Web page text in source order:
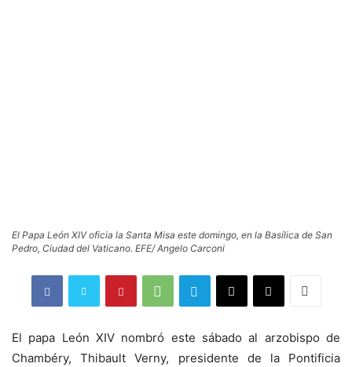
El Papa León XIV oficia la Santa Misa este domingo, en la Basílica de San
Pedro, Ciudad del Vaticano. EFE/ Angelo Carconi
El papa León XIV nombró este sábado al arzobispo de
Chambéry, Thibault Verny, presidente de la Pontificia